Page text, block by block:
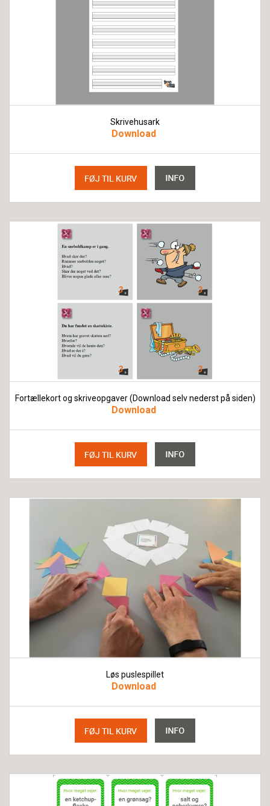
Skrivehusark
Download
Fortællekort og skriveopgaver (Download selv nederst på siden)
Download
Løs puslespillet
Download